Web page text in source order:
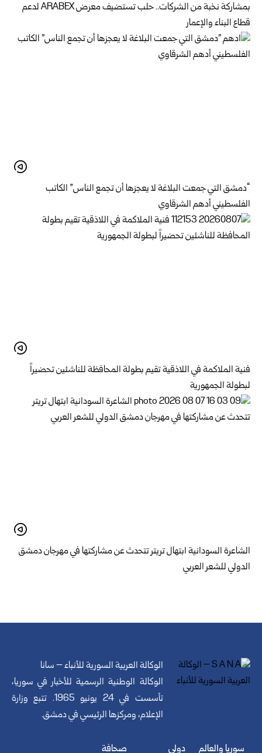
بمشاركة نخبة من الشركات.. حلب تستضيف معرض ARABEX لدعم
قطاع البناء والإعمار
“دمشق التي جمعت البلاغة لا يعجزها أن تجمع الناس” الكاتب
الفلسطيني أدهم الشرقاوي
فنية الملاكمة في اللاذقية تقيم بطولة المحافظة للناشئين تحضيراً
لبطولة الجمهورية
الشاعرة السودانية ابتهال تريتر تتحدث عن مشاركتها في مهرجان دمشق
الدولي للشعر العربي
الوكالة العربية السورية للأنباء – سانا
الوكالة الوطنية الرسمية للأخبار في سوريا،
تأسست في 24 يونيو 1965. تتبع وزارة
الإعلام، ومركزها الرئيسي في دمشق.
سوريا والعالم دولي صحافة